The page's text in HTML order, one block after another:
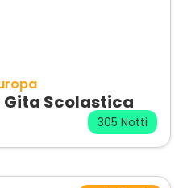
Gita Scolastica
305 Notti